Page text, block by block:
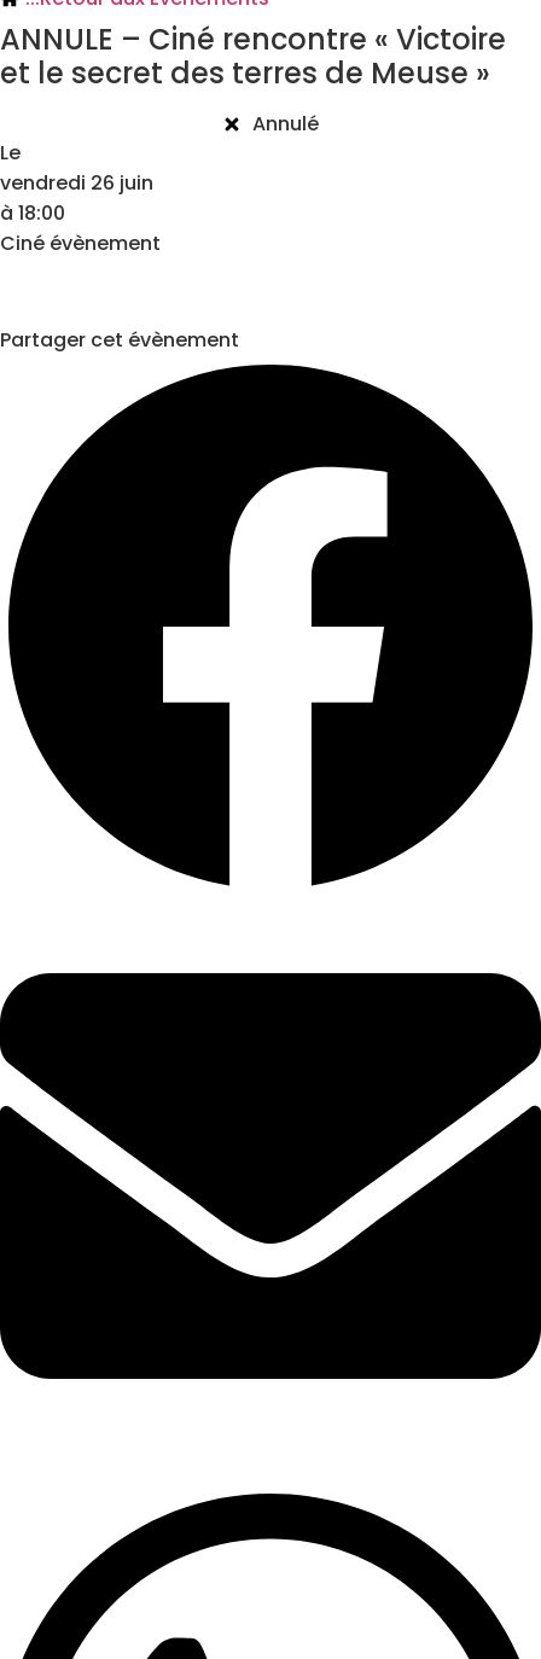
ANNULE – Ciné rencontre « Victoire
et le secret des terres de Meuse »
Annulé
Le
vendredi 26 juin
à 18:00
Ciné évènement
Partager cet évènement